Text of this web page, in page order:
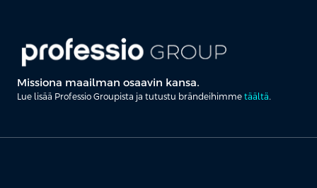
Missiona maailman osaavin kansa.
Lue lisää Professio Groupista ja tutustu brändeihimme täältä.